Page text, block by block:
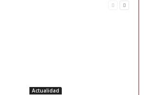
Actualidad